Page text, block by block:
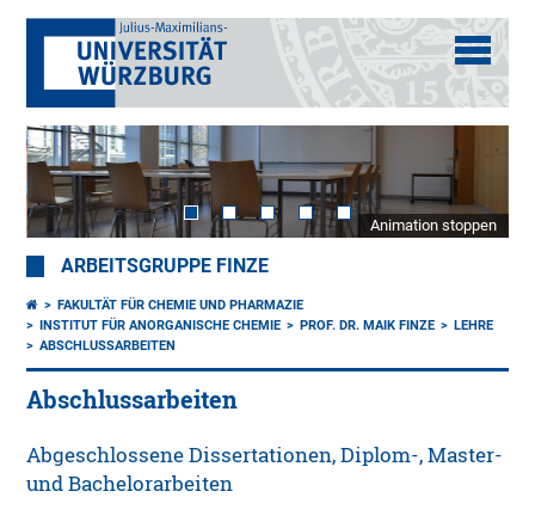
Animation stoppen
ARBEITSGRUPPE FINZE
FAKULTÄT FÜR CHEMIE UND PHARMAZIE
INSTITUT FÜR ANORGANISCHE CHEMIE
PROF. DR. MAIK FINZE
LEHRE
ABSCHLUSSARBEITEN
Abschlussarbeiten
Abgeschlossene Dissertationen, Diplom-, Master-
und Bachelorarbeiten